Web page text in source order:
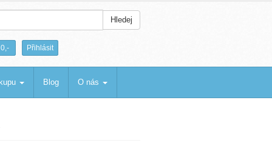
Hledej
0,- Přihlásit
Blog O nás